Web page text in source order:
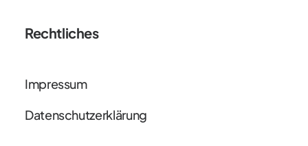
Rechtliches
Impressum
Datenschutzerklärung